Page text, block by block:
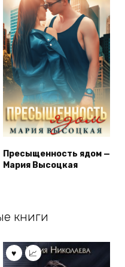
Пресыщенность ядом —
Мария Высоцкая
книги